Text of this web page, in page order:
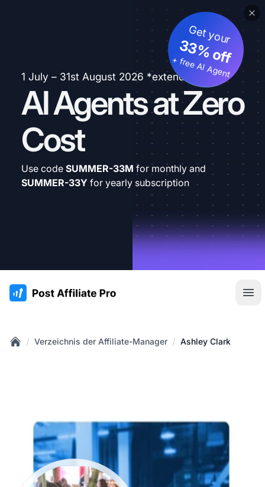
1 July – 31st August 2026 *extended
AI Agents at Zero
Cost
Get your
33% off
+ free AI Agent
Use code SUMMER-33M for monthly and
SUMMER-33Y for yearly subscription
:site.title
/ Verzeichnis der Affiliate-Manager / Ashley Clark